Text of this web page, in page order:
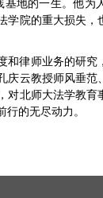
地的一生。他为
学院的重大损失，
和律师业务的研究
庆云教授师风垂范
对北师大法学教育
的无尽动力。